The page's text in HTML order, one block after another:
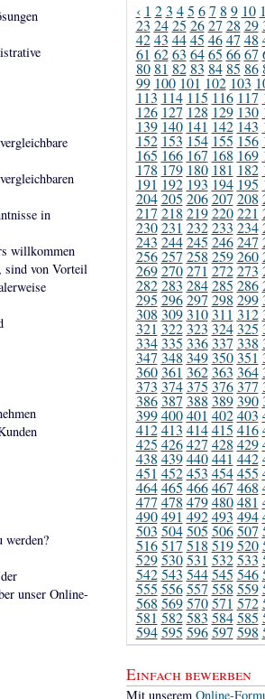
in
willkommen
sind von Vorteil
werden?
unser Online-
‹ 1 2 3 4 5 6 7 8 9 10
23 24 25 26 27 28 29
42 43 44 45 46 47 48
61 62 63 64 65 66 67
80 81 82 83 84 85 86
99 100 101 102 103
113 114 115 116 117
126 127 128 129 130
139 140 141 142 143
152 153 154 155 156
165 166 167 168 169
178 179 180 181 182
191 192 193 194 195
204 205 206 207 208
217 218 219 220 221
230 231 232 233 234
243 244 245 246 247
256 257 258 259 260
269 270 271 272 273
282 283 284 285 286
295 296 297 298 299
308 309 310 311 312
321 322 323 324 325
334 335 336 337 338
347 348 349 350 351
360 361 362 363 364
373 374 375 376 377
386 387 388 389 390
399 400 401 402 403
412 413 414 415 416
425 426 427 428 429
438 439 440 441 442
451 452 453 454 455
464 465 466 467 468
477 478 479 480 481
490 491 492 493 494
503 504 505 506 507
516 517 518 519 520
529 530 531 532 533
542 543 544 545 546
555 556 557 558 559
568 569 570 571 572
581 582 583 584 585
594 595 596 597 598
Einfach bewerben
Mit unserem Online-